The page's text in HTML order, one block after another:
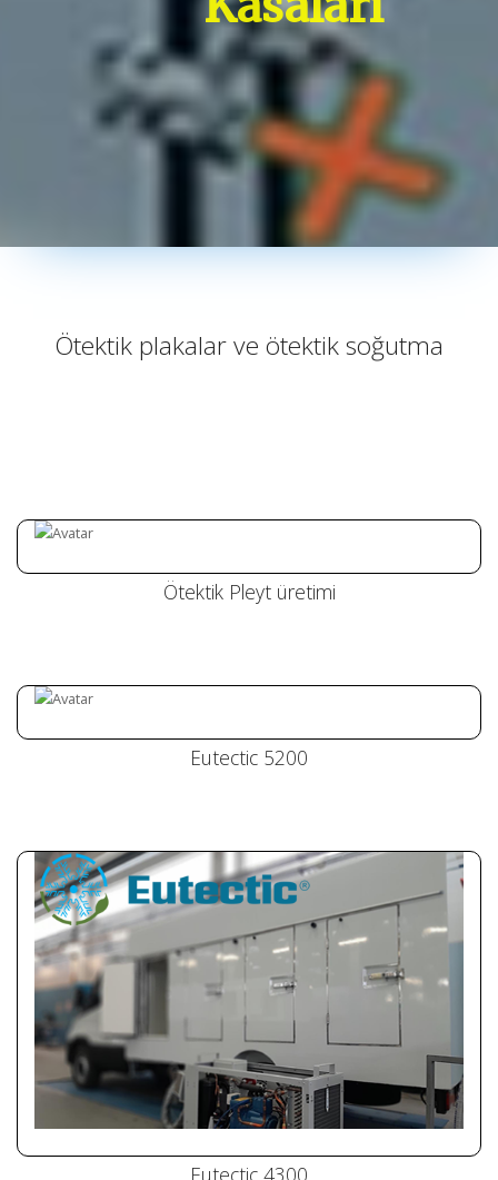
Ötektik plakalar ve ötektik soğutma
Ötektik Pleyt üretimi
Ötektik Pleyt üretimi
Eutectic 5200
Eutectic 5200
Eutectic 4300
Eutectic 4300